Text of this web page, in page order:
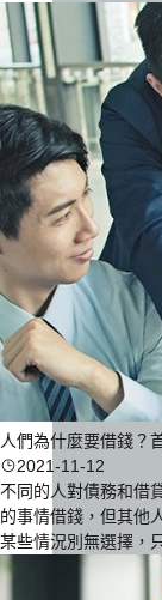
人們為什麼要借錢？
2021-11-12
不同的人對債務和借
的事情借錢，但其他
某些情況別無選擇，